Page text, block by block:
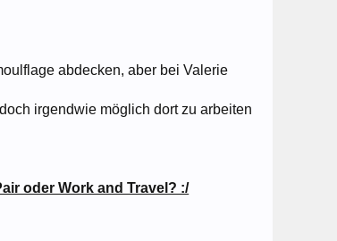
abdecken, aber bei Valerie
irgendwie möglich dort zu arbeiten
oder Work and Travel? :/